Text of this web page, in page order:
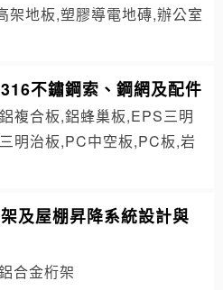
架地板,塑膠導電地磚,辦公室
不鏽鋼索、鋼網及配件
複合板,鋁蜂巢板,EPS三明
明治板,PC中空板,PC板,岩
及屋棚昇降系統設計與
合金桁架